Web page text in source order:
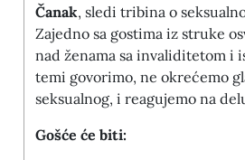
Čanak, sledi tribina o
Zajedno sa gostima iz struke
nad ženama sa invaliditetom i
temi govorimo, ne okrećemo
seksualnog, i reagujemo na
Gošće će biti: